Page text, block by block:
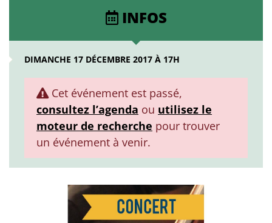
INFOS
DIMANCHE 17 DÉCEMBRE 2017 À 17H
Cet événement est passé,
consultez l’agenda ou utilisez le
moteur de recherche pour trouver
un événement à venir.